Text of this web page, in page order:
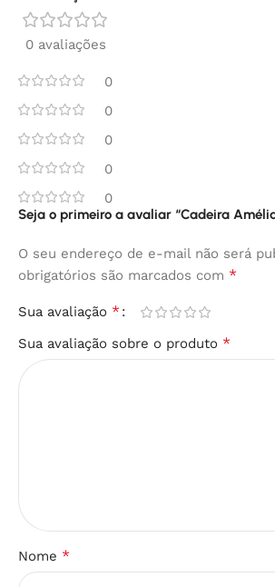
0 avaliações
0
0
0
0
0
Seja o primeiro a avaliar “Cadeira
O seu endereço de e-mail não será
obrigatórios são marcados com *
Sua avaliação *
Sua avaliação sobre o produto *
Nome *